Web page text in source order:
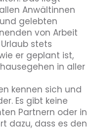
Anwältinnen
gelebten
von Arbeit
stets
er geplant ist,
in aller
kennen sich und
Es gibt keine
Partnern oder in
dazu, dass es den